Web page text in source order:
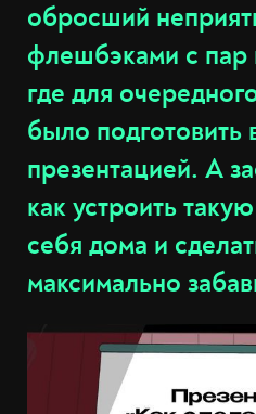
обросший
флешбэками с пар
где для
было подготовить
презентацией. А
как устроить
себя дома и
максимально